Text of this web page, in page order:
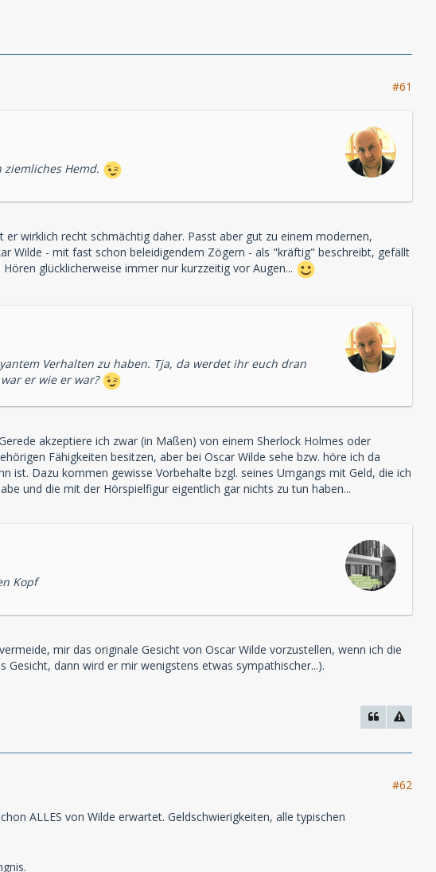
#61
Hemd.
wirklich recht schmächtig daher. Passt aber gut zu einem modernen,
Wilde - mit fast schon beleidigendem Zögern - als "kräftig" beschreibt, gefällt
glücklicherweise immer nur kurzzeitig vor Augen...
Verhalten zu haben. Tja, da werdet ihr euch dran
er wie er war?
akzeptiere ich zwar (in Maßen) von einem Sherlock Holmes oder
Fähigkeiten besitzen, aber bei Oscar Wilde sehe bzw. höre ich da
ist. Dazu kommen gewisse Vorbehalte bzgl. seines Umgangs mit Geld, die ich
und die mit der Hörspielfigur eigentlich gar nichts zu tun haben...
Kopf
mir das originale Gesicht von Oscar Wilde vorzustellen, wenn ich die
dann wird er mir wenigstens etwas sympathischer...).
#62
ALLES von Wilde erwartet. Geldschwierigkeiten, alle typischen